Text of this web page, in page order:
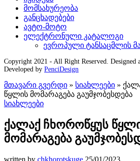
მომსახურეობა
განცხადებები
ავტო-მოტო
ელექტრონული კატალოგი
ევროპული ტანსაცმლის
Copyright 2021 - All Right Reserved. Designed
Developed by PenciDesign
მთავარი გვერდი » სიახლეები »
წყლის მომარაგება გაუმჯობესდება
სიახლეები
ქალაქ ჩხოროწყუს
მომარაგება
written by chkhorotskuge 25/01/2023